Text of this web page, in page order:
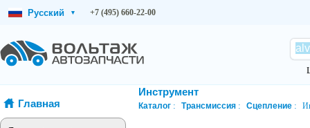
Русский ▾ +7 (495) 660-22-00
Главная
Инструмент
Каталог Трансмиссия Сцепление